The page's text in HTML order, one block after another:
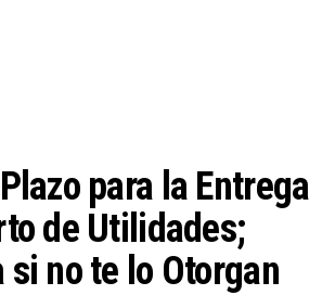
para la Entrega
de Utilidades;
si no te lo Otorgan